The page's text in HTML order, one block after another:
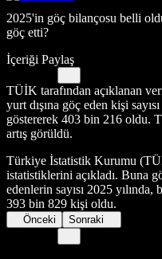
2025'in göç bilançosu belli
göç etti?
İçeriği Paylaş
TÜİK tarafından açıklanan
yurt dışına göç eden kişi
göstererek 403 bin 216 oldu.
artış görüldü.
Türkiye İstatistik Kurumu
istatistiklerini açıkladı. Buna
edenlerin sayısı 2025
393 bin 829 kişi oldu.
Önceki Sonraki